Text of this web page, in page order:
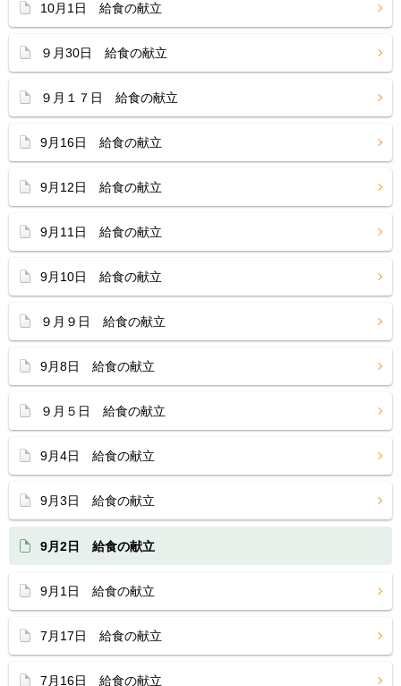
10月1日 給食の献立
９月30日 給食の献立
９月１７日 給食の献立
9月16日 給食の献立
9月12日 給食の献立
9月11日 給食の献立
9月10日 給食の献立
９月９日 給食の献立
9月8日 給食の献立
９月５日 給食の献立
9月4日 給食の献立
9月3日 給食の献立
9月2日 給食の献立
9月1日 給食の献立
7月17日 給食の献立
7月16日 給食の献立